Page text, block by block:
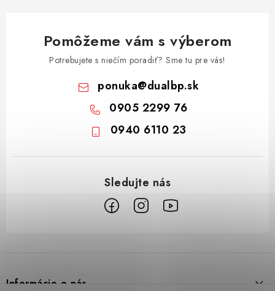
Pomôžeme vám s výberom
Potrebujete s niečím poradiť? Sme tu pre vás!
ponuka@dualbp.sk
0905 2299 76
0940 6110 23
pInformácie o nás